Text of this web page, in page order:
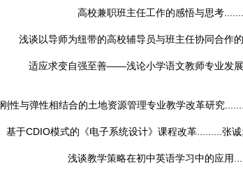
高校兼职班主任工作的感悟与思考.........
浅谈以导师为纽带的高校辅导员与班主任协同合作的
适应求变自强至善——浅论小学语文教师专业发展
刚性与弹性相结合的土地资源管理专业教学改革研究
基于CDIO模式的《电子系统设计》课程改革......... 张
浅谈教学策略在初中英语学习中的应用